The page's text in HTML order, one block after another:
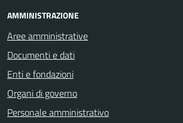
AMMINISTRAZIONE
Aree amministrative
Documenti e dati
Enti e fondazioni
Organi di governo
Personale amministrativo